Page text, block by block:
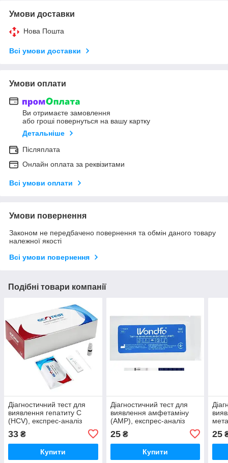
Умови доставки
Нова Пошта
Всі умови доставки
Умови оплати
Ви отримаєте замовлення
або гроші повернуться на вашу картку
Детальніше
Післяплата
Онлайн оплата за реквізитами
Всі умови оплати
Умови повернення
Законом не передбачено повернення та обмін даного товару
належної якості
Всі умови повернення
Подібні товари компанії
Діагностичний тест для
виявлення гепатиту C
(HCV), експрес-аналіз
ECOTEST HCV-W23, 1 шт.
33 ₴
Купити
Діагностичний тест для
виявлення амфетаміну
(AMP), експрес-аналіз
25₴
Купити
25